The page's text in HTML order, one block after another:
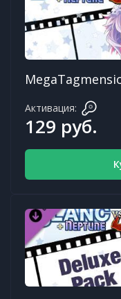
Активация:
129 руб.